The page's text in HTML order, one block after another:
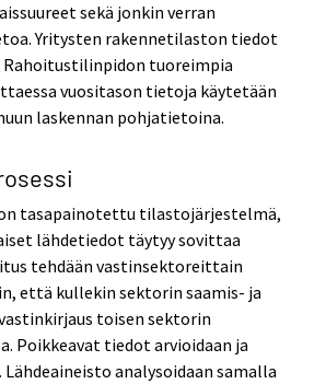
sekä jonkin verran
Yritysten rakennetilaston tiedot
Rahoitustilinpidon tuoreimpia
vuositason tietoja käytetään
laskennan pohjatietoina.
tasapainotettu tilastojärjestelmä,
lähdetiedot täytyy sovittaa
tehdään vastinsektoreittain
että kullekin sektorin saamis- ja
toisen sektorin
Poikkeavat tiedot arvioidaan ja
analysoidaan samalla